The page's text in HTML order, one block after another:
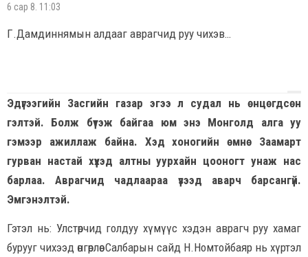
6 сар 8. 11:03
Г.Дамдиннямын алдааг аврагчид руу чихэв…
Эдүгээгийн Засгийн газар эгээ л судал нь өнцөгдсөн
гэлтэй. Болж бүтэж байгаа юм энэ Монголд алга уу
гэмээр ажиллаж байна. Хэд хоногийн өмнө Заамарт
гурван настай хүүхэд алтны уурхайн цооногт унаж нас
барлаа. Аврагчид чадлаараа үзээд аварч барсангүй.
Эмгэнэлтэй.
Гэтэл нь: Улстөрчид голдуу хүмүүс хэдэн аврагч руу хамаг
бурууг чихээд өнгөрлөө. Салбарын сайд Н.Номтойбаяр нь хүртэл